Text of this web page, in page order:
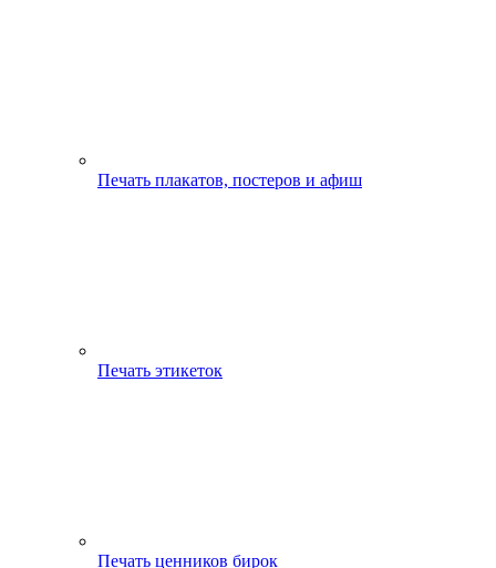
Печать плакатов, постеров и афиш
Печать этикеток
Печать ценников бирок